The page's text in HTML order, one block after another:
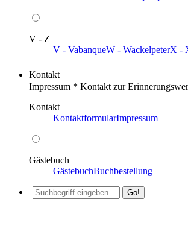
V - Z
V - VabanqueW - WackelpeterX -
Kontakt
Impressum * Kontakt zur
Kontakt
KontaktformularImpressum
Gästebuch
GästebuchBuchbestellung